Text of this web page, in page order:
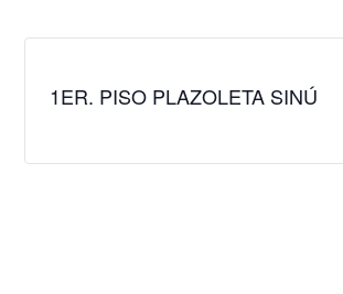
1ER. PISO PLAZOLETA SINÚ